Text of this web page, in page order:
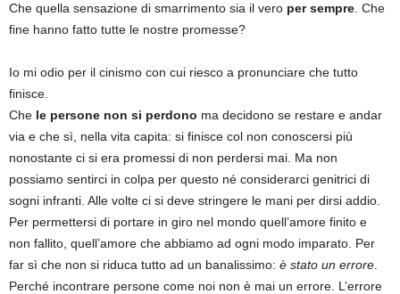
Che quella sensazione di smarrimento sia il vero per sempre . Che
fine hanno fatto tutte le nostre promesse?
Io mi odio per il cinismo con cui riesco a pronunciare che tutto
finisce.
Che le persone non si perdono ma decidono se restare e andar
via e che sì, nella vita capita: si finisce col non conoscersi più
nonostante ci si era promessi di non perdersi mai. Ma non
possiamo sentirci in colpa per questo né considerarci genitrici di
sogni infranti. Alle volte ci si deve stringere le mani per dirsi addio.
Per permettersi di portare in giro nel mondo quell’amore finito e
non fallito, quell’amore che abbiamo ad ogni modo imparato. Per
far sì che non si riduca tutto ad un banalissimo: è stato un errore
Perché incontrare persone come noi non è mai un errore. L’errore